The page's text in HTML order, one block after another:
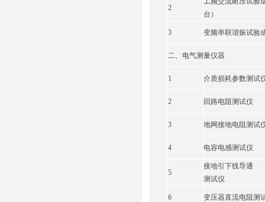
2
台）
3 变频串联谐振试验
二、电气测量仪器
1 介质损耗参数测试
2 回路电阻测试仪
3 地网接地电阻测试
4 电容电感测试仪
5
接地引下线导通
测试仪
6 变压器直流电阻测